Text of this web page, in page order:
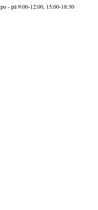
po - pá 9:00-12:00, 15:00-18:30